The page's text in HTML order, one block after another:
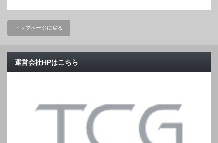
トップページに戻る
運営会社HPはこちら